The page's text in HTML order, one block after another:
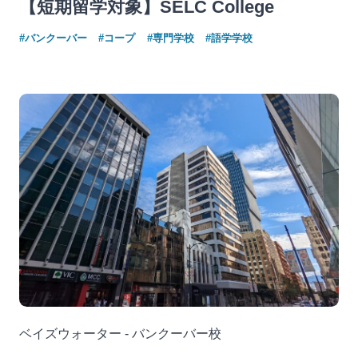
【短期留学対象】SELC College
#バンクーバー #コープ #専門学校 #語学学校
ベイズウォーター - バンクーバー校